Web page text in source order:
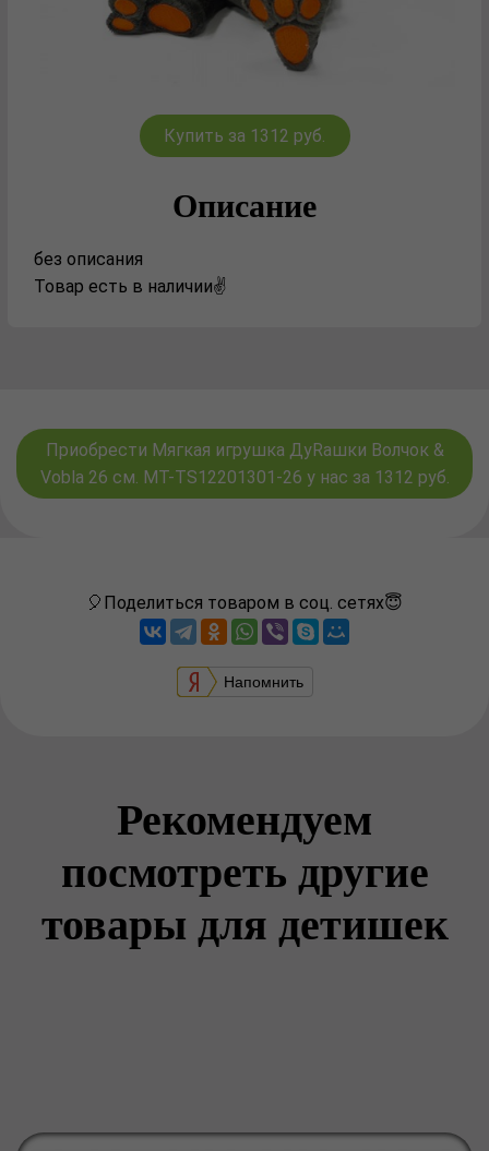
Купить за 1312 руб.
Описание
без описания
Товар есть в наличии✌️
Приобрести Мягкая игрушка ДуRашки Волчок &
Vobla 26 см. MT-TS12201301-26 у нас за 1312 руб.
🎈Поделиться товаром в соц. сетях😇
Напомнить
Рекомендуем
посмотреть другие
товары для детишек